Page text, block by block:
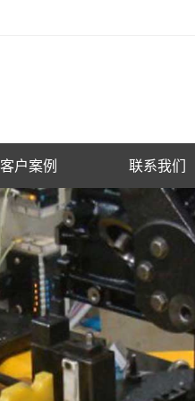
客户案例 联系我们